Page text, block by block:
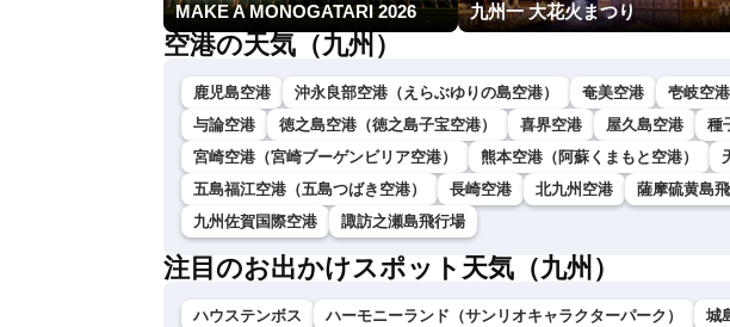
MAKE A MONOGATARI 2026 九州一 大花火まつり
空港の天気（九州）
鹿児島空港 沖永良部空港（えらぶゆりの島空港） 奄美空港 壱岐空港
与論空港
徳之島空港（徳之島子宝空港） 喜界空港 屋久島空港
種
宮崎空港（宮崎ブーゲンビリア空港）
熊本空港（阿蘇くまもと空港）
五島福江空港（五島つばき空港）
長崎空港 北九州空港 薩摩硫黄島
九州佐賀国際空港
諏訪之瀬島飛行場
注目のお出かけスポット天気（九州）
ハウステンボス ハーモニーランド（サンリオキャラクターパーク） 城